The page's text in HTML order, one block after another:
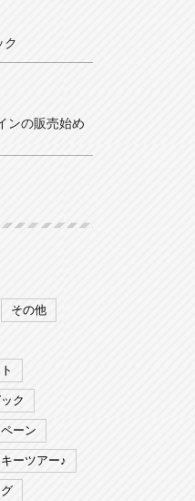
ク
ンの販売始め
その他
ク
ーン
ーツアー♪